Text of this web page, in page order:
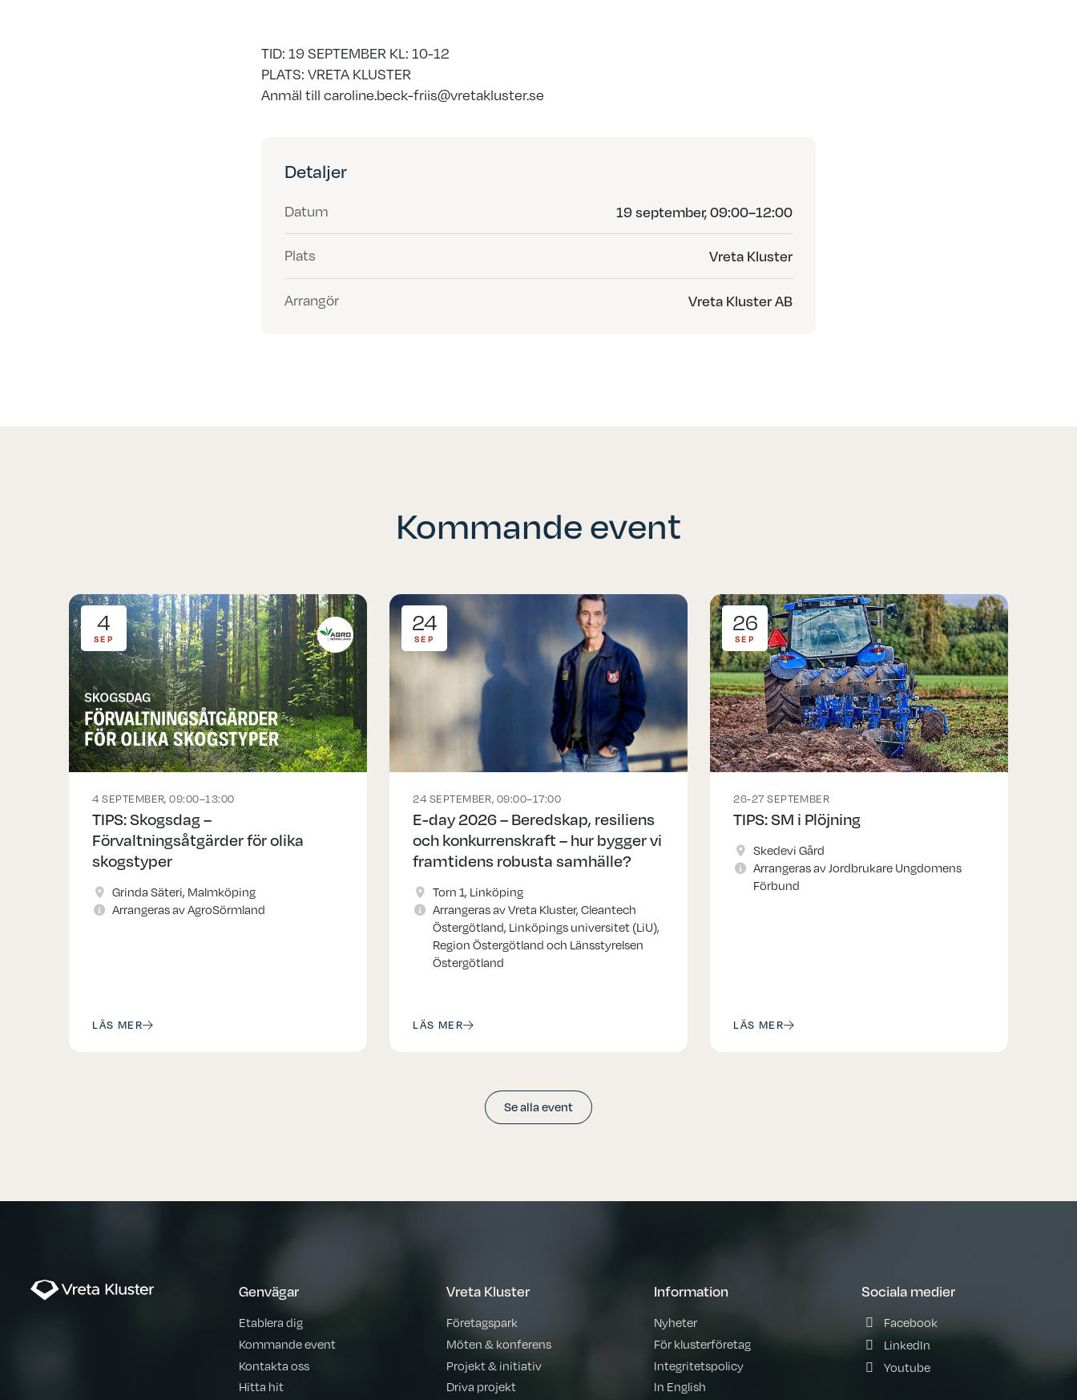
TID: 19 SEPTEMBER KL: 10-12
PLATS: VRETA KLUSTER
Anmäl till caroline.beck-friis@vretakluster.se
Detaljer
Datum 19 september, 09:00–12:00
Plats Vreta Kluster
Arrangör Vreta Kluster AB
Kommande event
4
SEP
4 SEPTEMBER, 09:00–13:00
TIPS: Skogsdag –
Förvaltningsåtgärder för olika
skogstyper
Grinda Säteri, Malmköping
Arrangeras av AgroSörmland
LÄS MER
24
SEP
24 SEPTEMBER, 09:00–17:00
E-day 2026 – Beredskap, resiliens
och konkurrenskraft – hur bygger vi
framtidens robusta samhälle?
Torn 1, Linköping
Arrangeras av Vreta Kluster, Cleantech
Östergötland, Linköpings universitet (LiU),
Region Östergötland och Länsstyrelsen
Östergötland
LÄS MER
26
SEP
26-27 SEPTEMBER
TIPS: SM i Plöjning
Skedevi Gård
Arrangeras av Jordbrukare Ungdomens
Förbund
LÄS MER
Se alla event
Genvägar
Etablera dig
Kommande event
Kontakta oss
Hitta hit
Vreta Kluster
Företagspark
Möten & konferens
Projekt & initiativ
Driva projekt
Information
Nyheter
För klusterföretag
Integritetspolicy
In English
Sociala medier
Facebook
LinkedIn
Youtube